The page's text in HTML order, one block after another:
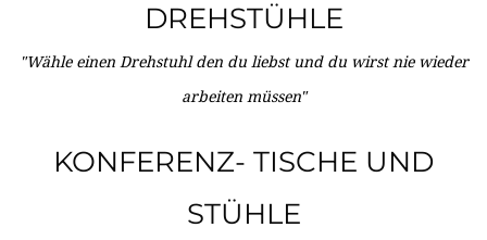
DREHSTÜHLE
"Wähle einen Drehstuhl den du liebst und du wirst nie wieder
arbeiten müssen"
KONFERENZ- TISCHE UND
STÜHLE